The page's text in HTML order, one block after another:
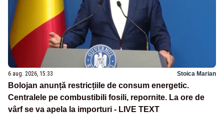
6 aug. 2026, 15:33 Stoica Marian
Bolojan anunță restricțiile de consum energetic.
Centralele pe combustibili fosili, repornite. La ore de
vârf se va apela la importuri - LIVE TEXT